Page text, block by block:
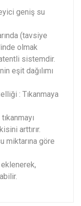
geniş su
(tavsiye
olmak
sistemdir.
eşit dağılımı
: Tıkanmaya
arttırır.
miktarına göre
eklenerek,